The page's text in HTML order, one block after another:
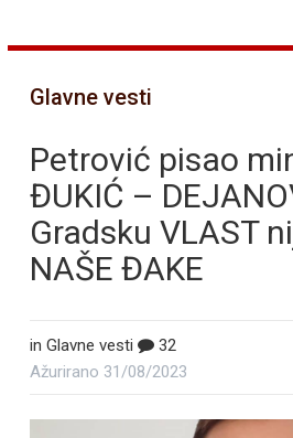
Glavne vesti
Petrović pisao
ĐUKIĆ –
Gradsku VLAST
NAŠE ĐAKE
in Glavne vesti
32
Ažurirano 31/08/2023